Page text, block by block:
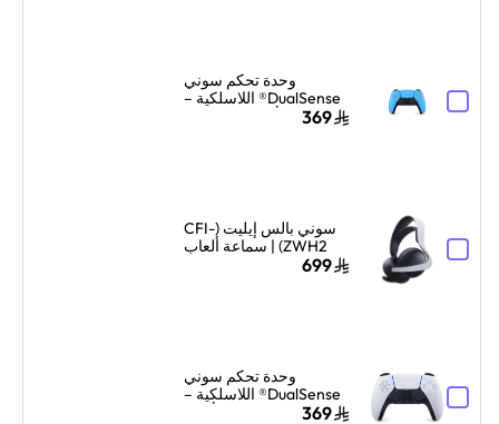
وحدة تحكم سوني
DualSense® اللاسلكية –
369
سوني بالس إيليت (CFI-
ZWH2) | سماعة ألعاب
لاسلكية بلوتوث | صوت
699
وحدة تحكم سوني
DualSense® اللاسلكية –
369